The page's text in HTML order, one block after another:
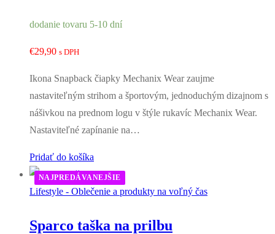
dodanie tovaru 5-10 dní
€29,90 s DPH
Ikona Snapback čiapky Mechanix Wear zaujme
nastaviteľným strihom a športovým, jednoduchým dizajnom s
nášivkou na prednom logu v štýle rukavíc Mechanix Wear.
Nastaviteľné zapínanie na…
Pridať do košíka
Lifestyle - Oblečenie a produkty na voľný čas
NAJPREDÁVANEJŠIE
Sparco taška na prilbu